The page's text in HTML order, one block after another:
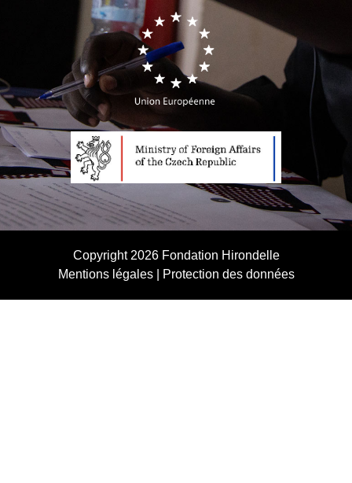
Copyright 2026 Fondation Hirondelle
Mentions légales| Protection des données